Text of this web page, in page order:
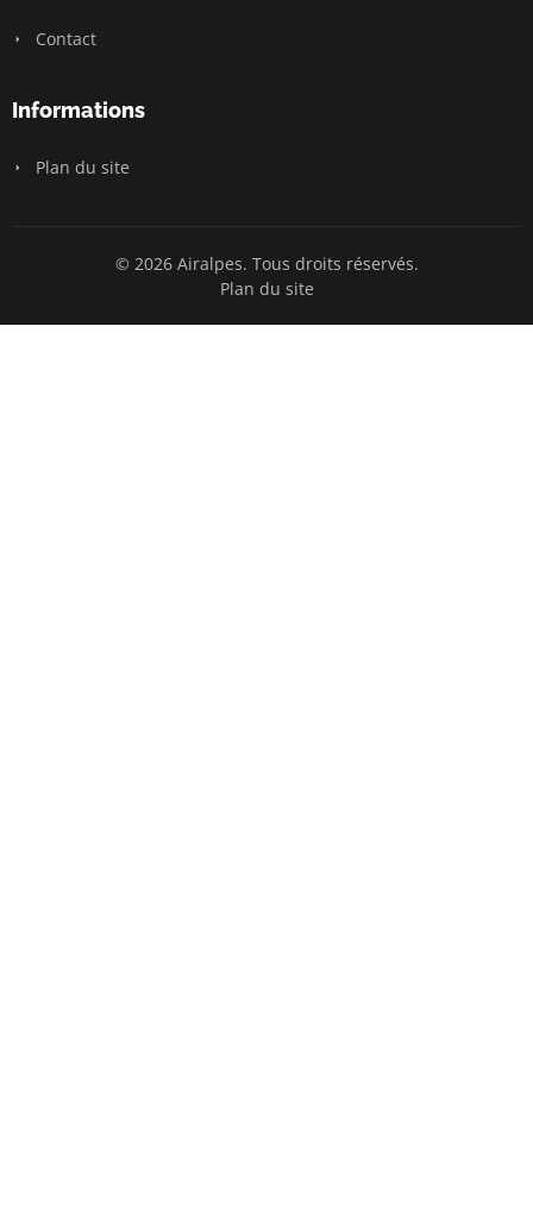
Contact
Informations
Plan du site
© 2026 Airalpes. Tous droits réservés.
Plan du site